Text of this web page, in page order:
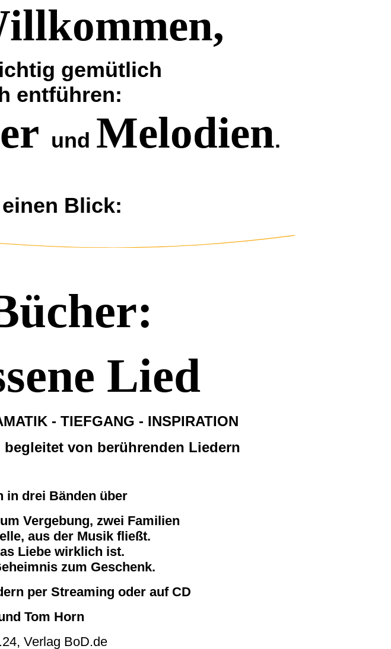
gemütlich
entführen:
und Melodien.
Blick:
Lied
- TIEFGANG - INSPIRATION
von berührenden Liedern
in drei Bänden über
Vergebung, zwei Familien
aus der Musik fließt.
Liebe wirklich ist.
zum Geschenk.
per Streaming oder auf CD
Tom Horn
Verlag BoD.de